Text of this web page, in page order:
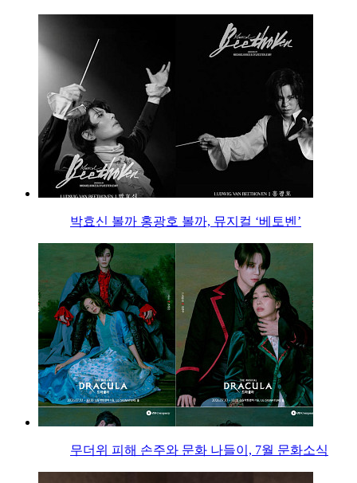
박효신 볼까 홍광호 볼까, 뮤지컬 ‘베토벤’
무더위 피해 손주와 문화 나들이, 7월 문화소식